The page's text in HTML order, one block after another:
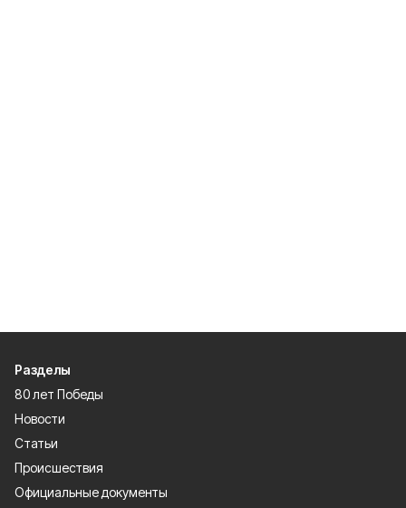
Разделы
80 лет Победы
Новости
Статьи
Происшествия
Официальные документы